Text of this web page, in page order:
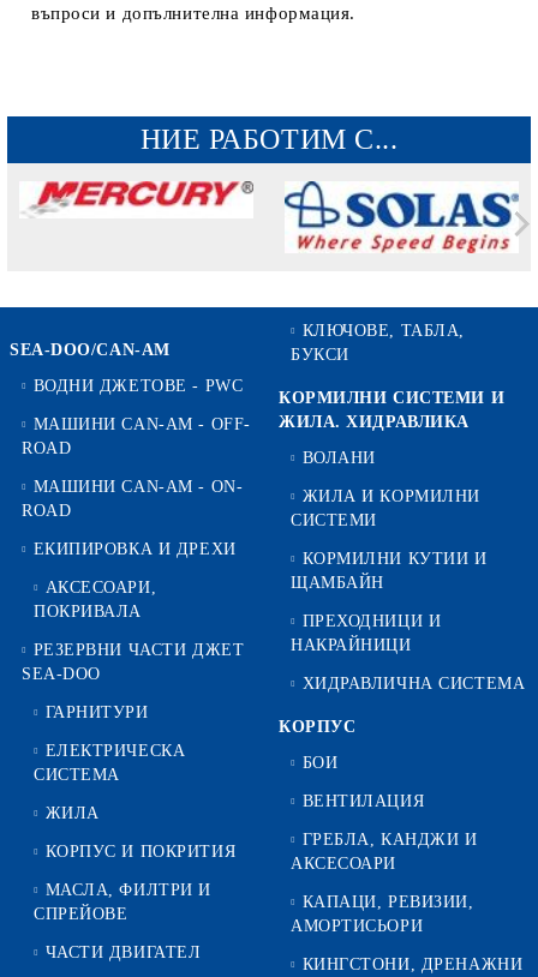
въпроси и допълнителна информация.
НИЕ РАБОТИМ С...
SEA-DOO/CAN-AM
ВОДНИ ДЖЕТОВЕ - PWC
МАШИНИ CAN-AM - OFF-
ROAD
МАШИНИ CAN-AM - ON-
ROAD
ЕКИПИРОВКА И ДРЕХИ
АКСЕСОАРИ,
ПОКРИВАЛА
РЕЗЕРВНИ ЧАСТИ ДЖЕТ
SEA-DOO
ГАРНИТУРИ
ЕЛЕКТРИЧЕСКА
СИСТЕМА
ЖИЛА
КОРПУС И ПОКРИТИЯ
МАСЛА, ФИЛТРИ И
СПРЕЙОВЕ
ЧАСТИ ДВИГАТЕЛ
КЛЮЧОВЕ, ТАБЛА,
БУКСИ
КОРМИЛНИ СИСТЕМИ И
ЖИЛА. ХИДРАВЛИКА
ВОЛАНИ
ЖИЛА И КОРМИЛНИ
СИСТЕМИ
КОРМИЛНИ КУТИИ И
ЩАМБАЙН
ПРЕХОДНИЦИ И
НАКРАЙНИЦИ
ХИДРАВЛИЧНА СИСТЕМА
КОРПУС
БОИ
ВЕНТИЛАЦИЯ
ГРЕБЛА, КАНДЖИ И
АКСЕСОАРИ
КАПАЦИ, РЕВИЗИИ,
АМОРТИСЬОРИ
КИНГСТОНИ, ДРЕНАЖНИ